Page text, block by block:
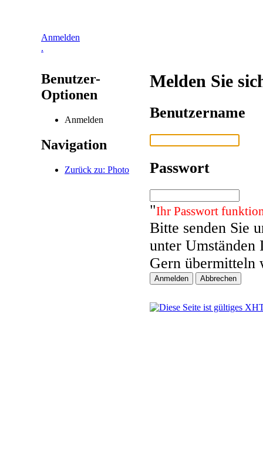
Anmelden
.
Benutzer-
Optionen
Anmelden
Navigation
Zurück zu: Photo
Melden Sie
Benutzername
Passwort
"Ihr Passwort
Bitte senden Sie
unter Umständen
Gern übermitteln